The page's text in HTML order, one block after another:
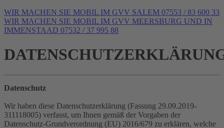
WIR MACHEN SIE MOBIL IM GVV SALEM 07553 / 83 600 33
WIR MACHEN SIE MOBIL IM GVV MEERSBURG UND IN
IMMENSTAAD 07532 / 37 995 88
Datenschutz
Wir haben diese Datenschutzerklärung (Fassung 29.09.2019-
311118005) verfasst, um Ihnen gemäß der Vorgaben der
Datenschutz-Grundverordnung (EU) 2016/679 zu erklären, welche